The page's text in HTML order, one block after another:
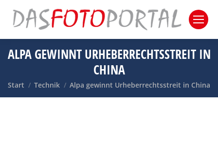
ALPA GEWINNT URHEBERRECHTSSTREIT IN
CHINA
Sie befinden sich hier:
Start Technik Alpa gewinnt Urheberrechtsstreit in China